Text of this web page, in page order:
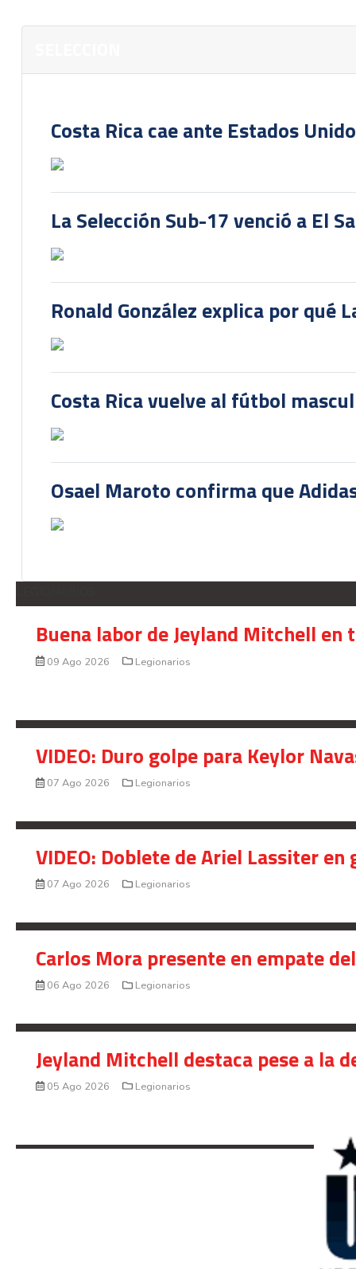
Costa Rica cae ante Estados
La Selección Sub-17 venció a El
Ronald González explica por qué
Costa Rica vuelve al fútbol
Osael Maroto confirma que
Buena labor de Jeyland Mitchell
09 Ago 2026 Legionarios
VIDEO: Duro golpe para Keylor
07 Ago 2026 Legionarios
VIDEO: Doblete de Ariel Lassiter
07 Ago 2026 Legionarios
Carlos Mora presente en empate
06 Ago 2026 Legionarios
Jeyland Mitchell destaca pese a la
05 Ago 2026 Legionarios